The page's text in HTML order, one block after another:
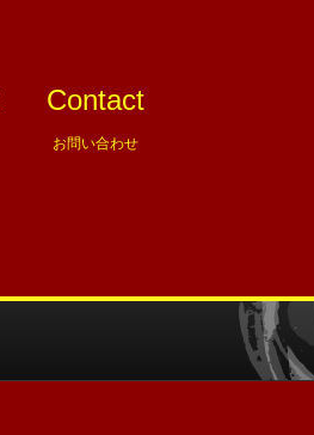
Contact
お問い合わせ